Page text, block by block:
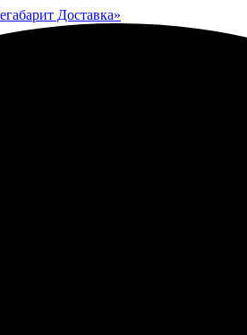
Доставка»